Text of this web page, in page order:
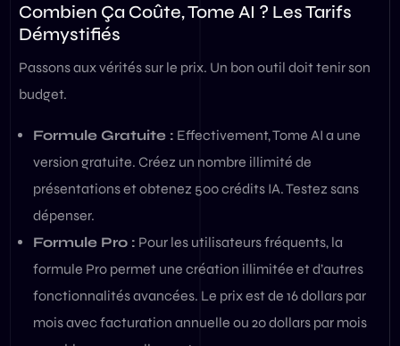
Combien Ça Coûte, Tome AI ? Les Tarifs
Démystifiés
Passons aux vérités sur le prix. Un bon outil doit tenir son
budget.
Formule Gratuite : Effectivement, Tome AI a une
version gratuite. Créez un nombre illimité de
présentations et obtenez 500 crédits IA. Testez sans
dépenser.
Formule Pro : Pour les utilisateurs fréquents, la
formule Pro permet une création illimitée et d’autres
fonctionnalités avancées. Le prix est de 16 dollars par
mois avec facturation annuelle ou 20 dollars par mois